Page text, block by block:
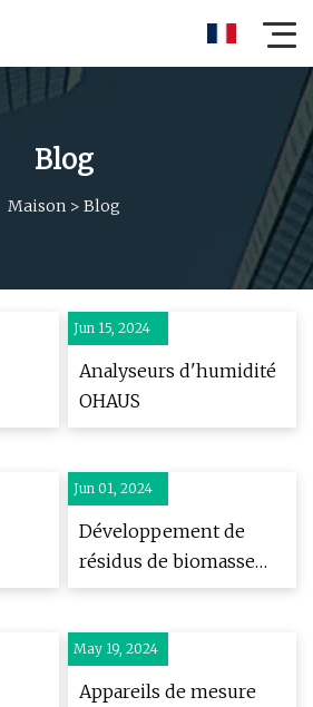
Blog
Maison > Blog
Jun 15, 2024
Analyseurs d'humidité
OHAUS
Jun 01, 2024
Développement de
résidus de biomasse
durables pour des
biocarburants
May 19, 2024
Appareils de mesure